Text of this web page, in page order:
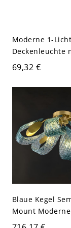
Moderne 1-
Deckenleuchte
Metallrahmen
Silikagel-Schirm
110V-120V
69,32 €
Blaue Kegel
Mount Moderne
Deckenleuchte